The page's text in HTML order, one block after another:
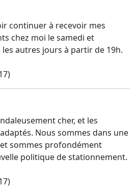
continuer à recevoir mes
chez moi le samedi et
autres jours à partir de 19h.
cher, et les
Nous sommes dans une
sommes profondément
politique de stationnement.